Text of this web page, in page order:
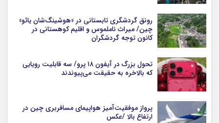
رونق گردشگری تابستانی در «هوشینگ‌شان یائو»
چین/ میراث ناملموس و اقلیم کوهستانی در
کانون توجه گردشگران
تحول بزرگ در آیفون ۱۸ پرو/ سه قابلیت رویایی
که بالاخره به حقیقت می‌پیوندند
پرواز موفقیت‌آمیز هواپیمای مسافربری چین در
ارتفاع بالا /عکس